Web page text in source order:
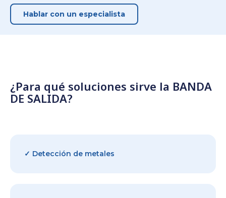
Hablar con un especialista
¿Para qué soluciones sirve la BANDA
DE SALIDA?
✓ Detección de metales